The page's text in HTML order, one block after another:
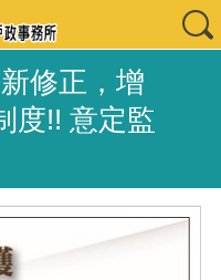
修正，增
度!! 意定監